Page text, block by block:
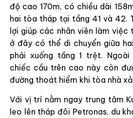
độ cao 170m, có chiều dài
hai tòa tháp tại tầng 41 và 42.
lợi giúp các nhân viên làm việc
ở đây có thể di chuyển giữa
phải xuống tầng 1 trệt.
chiếc cầu trên cao này còn
đường thoát hiểm khi tòa nhà
Với vị trí nằm ngay trung tâm
leo lên tháp đôi Petronas, du